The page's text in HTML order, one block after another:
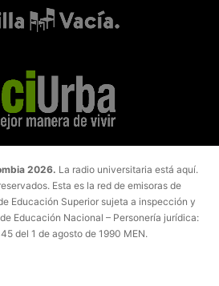
2026. La radio universitaria está aquí.
Esta es la red de emisoras de
Educación Superior sujeta a inspección y
Educación Nacional – Personería jurídica:
del 1 de agosto de 1990 MEN.